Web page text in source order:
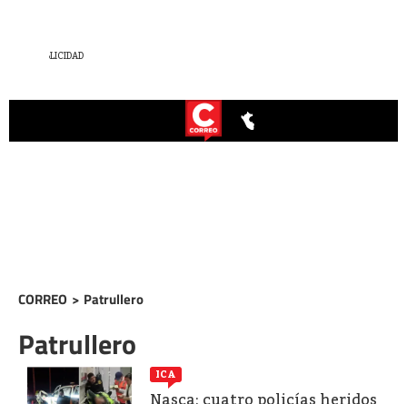
CORREO > Patrullero
Patrullero
ICA
Nasca: cuatro policías heridos